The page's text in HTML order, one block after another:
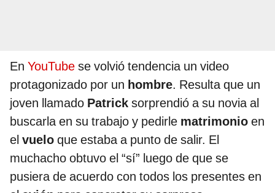
En YouTube se volvió tendencia un video
protagonizado por un hombre. Resulta que un
joven llamado Patrick sorprendió a su novia al
buscarla en su trabajo y pedirle matrimonio en
el vuelo que estaba a punto de salir. El
muchacho obtuvo el “sí” luego de que se
pusiera de acuerdo con todos los presentes en